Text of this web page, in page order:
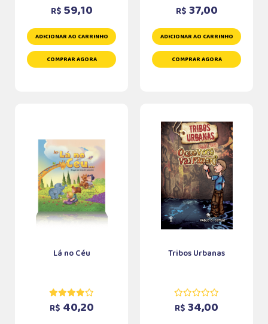
R$ 59,10
ADICIONAR AO CARRINHO
COMPRAR AGORA
R$ 37,00
ADICIONAR AO CARRINHO
COMPRAR AGORA
Lá no Céu
R$ 40,20
Tribos Urbanas
R$ 34,00